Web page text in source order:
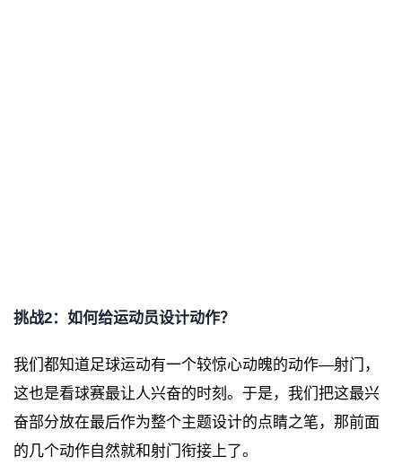
挑战2：如何给运动员设计动作？
我们都知道足球运动有一个较惊心动魄的动作—射门，
这也是看球赛最让人兴奋的时刻。于是，我们把这最兴
奋部分放在最后作为整个主题设计的点睛之笔，那前面
的几个动作自然就和射门衔接上了。